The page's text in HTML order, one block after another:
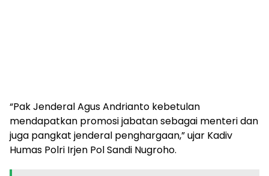
“Pak Jenderal Agus Andrianto kebetulan
mendapatkan promosi jabatan sebagai menteri dan
juga pangkat jenderal penghargaan,” ujar Kadiv
Humas Polri Irjen Pol Sandi Nugroho.